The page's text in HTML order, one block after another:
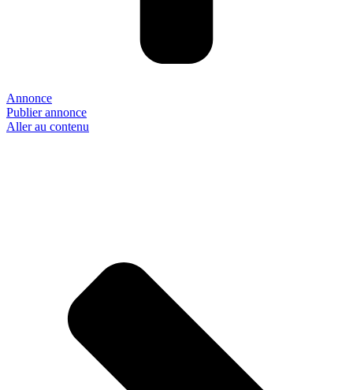
Annonce
Publier annonce
Aller au contenu